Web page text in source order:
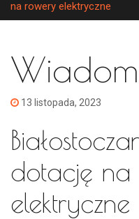
na rowery elektryczne
13 listopada, 2023
dotację na
elektryczne